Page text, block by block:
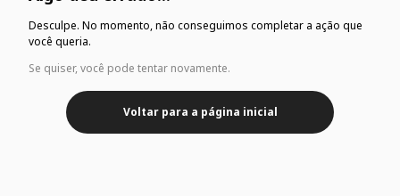
Desculpe. No momento, não conseguimos completar a ação que
você queria.
Se quiser, você pode tentar novamente.
Voltar para a página inicial